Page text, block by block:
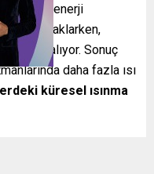
genel enerji
az ısı saklarken,
enerji azalıyor. Sonuç
daha fazla ısı
küresel ısınma